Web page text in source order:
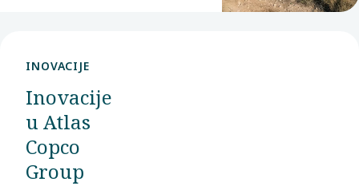
INOVACIJE
Inovacije
u Atlas
Copco
Group